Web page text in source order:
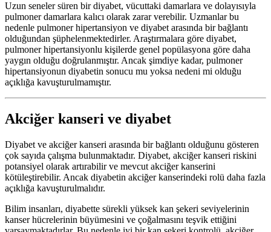
Uzun seneler süren bir diyabet, vücuttaki damarlara ve dolayısıyla
pulmoner damarlara kalıcı olarak zarar verebilir. Uzmanlar bu
nedenle pulmoner hipertansiyon ve diyabet arasında bir bağlantı
olduğundan şüphelenmektedirler. Araştırmalara göre diyabet,
pulmoner hipertansiyonlu kişilerde genel popülasyona göre daha
yaygın olduğu doğrulanmıştır. Ancak şimdiye kadar, pulmoner
hipertansiyonun diyabetin sonucu mu yoksa nedeni mi olduğu
açıklığa kavuşturulmamıştır.
Akciğer kanseri ve diyabet
Diyabet ve akciğer kanseri arasında bir bağlantı olduğunu gösteren
çok sayıda çalışma bulunmaktadır. Diyabet, akciğer kanseri riskini
potansiyel olarak artırabilir ve mevcut akciğer kanserini
kötüleştirebilir. Ancak diyabetin akciğer kanserindeki rolü daha fazla
açıklığa kavuşturulmalıdır.
Bilim insanları, diyabette sürekli yüksek kan şekeri seviyelerinin
kanser hücrelerinin büyümesini ve çoğalmasını teşvik ettiğini